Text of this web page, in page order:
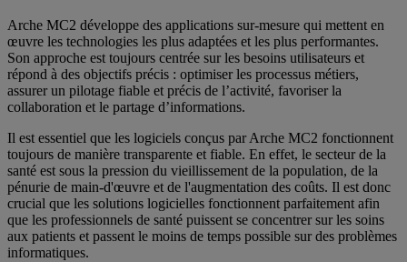
Arche MC2 développe des applications sur-mesure qui mettent en
œuvre les technologies les plus adaptées et les plus performantes.
Son approche est toujours centrée sur les besoins utilisateurs et
répond à des objectifs précis : optimiser les processus métiers,
assurer un pilotage fiable et précis de l’activité, favoriser la
collaboration et le partage d’informations.
Il est essentiel que les logiciels conçus par Arche MC2 fonctionnent
toujours de manière transparente et fiable. En effet, le secteur de la
santé est sous la pression du vieillissement de la population, de la
pénurie de main-d'œuvre et de l'augmentation des coûts. Il est donc
crucial que les solutions logicielles fonctionnent parfaitement afin
que les professionnels de santé puissent se concentrer sur les soins
aux patients et passent le moins de temps possible sur des problèmes
informatiques.